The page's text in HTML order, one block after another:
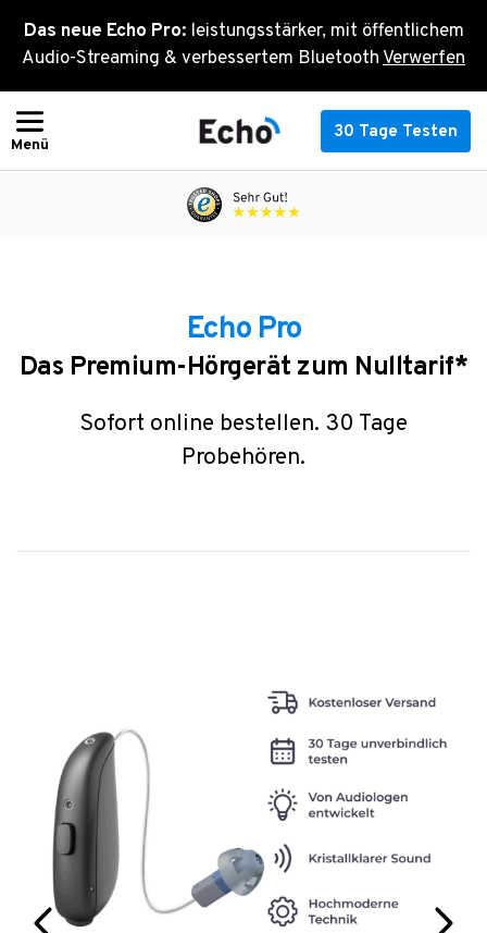
Das neue Echo Pro: leistungsstärker, mit öffentlichem
Audio-Streaming & verbessertem BluetoothVerwerfen
Inhalt
springen
30 Tage Testen
Echo Pro
Das Premium-Hörgerät zum Nulltarif*
Sofort online bestellen. 30 Tage
Probehören.